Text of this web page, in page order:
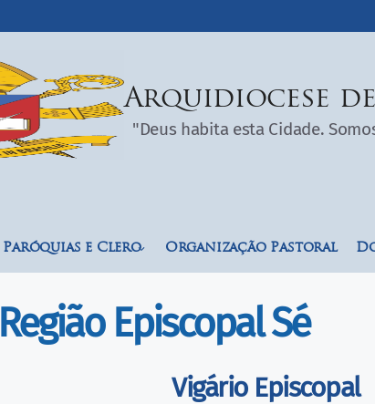
Arquidiocese
"Deus habita esta Cidade.
Paróquias e Clero Organização Pastoral
Região Episcopal Sé
Vigário Episcopal